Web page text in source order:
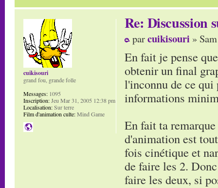
Re: Discussion
parcuikisouri »
En fait je pense
obtenir un final
l'inconnu de ce qui
informations
En fait ta
d'animation est
fois cinétique et
de faire les 2.
faire les deux, si
cuikisouri
grand fou, grande folle
Messages: 1095
Inscription:Jeu Mar 31, 2005 12:38 pm
Localisation:Sur terre
Film d'animation culte:Mind Game